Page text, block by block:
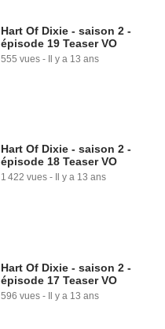
Hart Of Dixie - saison 2 -
épisode 19 Teaser VO
555 vues - Il y a 13 ans
Hart Of Dixie - saison 2 -
épisode 18 Teaser VO
1 422 vues - Il y a 13 ans
Hart Of Dixie - saison 2 -
épisode 17 Teaser VO
596 vues - Il y a 13 ans